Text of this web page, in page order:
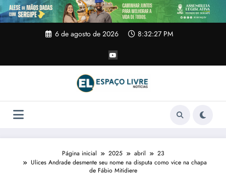
Pular
para
o
6 de agosto de 2026 8:32:27 PM
Página inicial 2025 abril
23
Ulices Andrade desmente seu nome na disputa como vice na chapa
de Fábio Mitidiere